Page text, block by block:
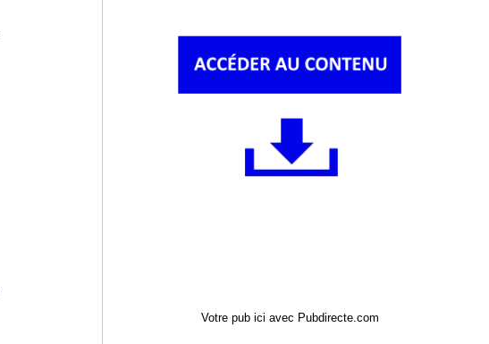
Votre pub ici avec Pubdirecte.com